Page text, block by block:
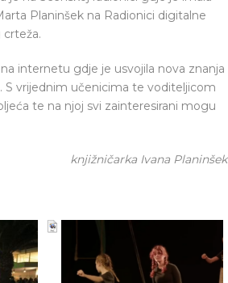
Planinšek na Radionici digitalne
internetu gdje je usvojila nova znanja
S vrijednim učenicima te voditeljicom
te na njoj svi zainteresirani mogu
knjižničarka Ivana Planinšek